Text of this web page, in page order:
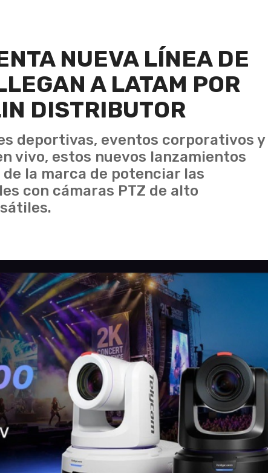
NUEVA LÍNEA DE
A LATAM POR
DISTRIBUTOR
deportivas, eventos corporativos y
vivo, estos nuevos lanzamientos
la marca de potenciar las
con cámaras PTZ de alto